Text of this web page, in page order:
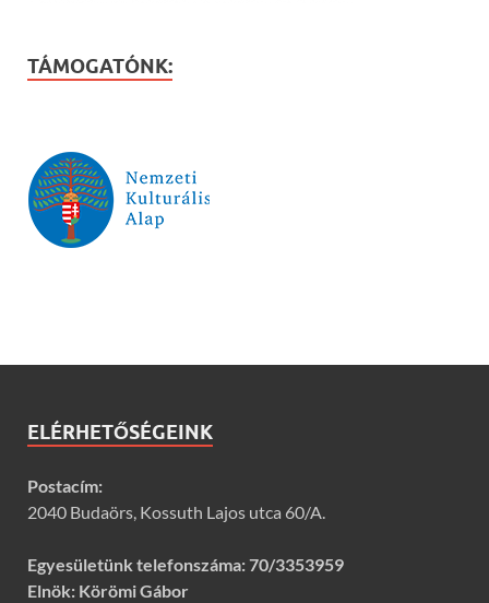
TÁMOGATÓNK:
ELÉRHETŐSÉGEINK
Postacím:
2040 Budaörs, Kossuth Lajos utca 60/A.
Egyesületünk telefonszáma:70/3353959
Elnök: Körömi Gábor